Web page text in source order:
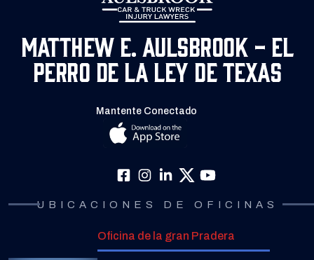
Matthew E. Aulsbrook - El
Perro de la Ley de Texas
Mantente Conectado
UBICACIONES DE OFICINAS
Oficina de la gran Pradera